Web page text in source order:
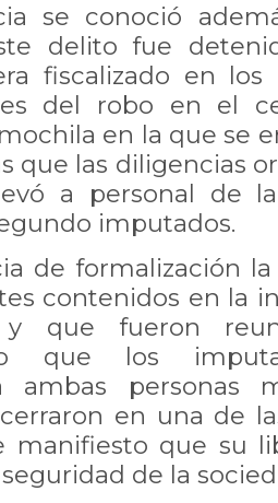
se conoció
delito fue
fiscalizado en
del robo en el
en la que se
que las diligencias
a personal de
imputados.
de formalización
contenidos en la
y que fueron
que los
ambas personas
en una de
manifiesto que su
de la